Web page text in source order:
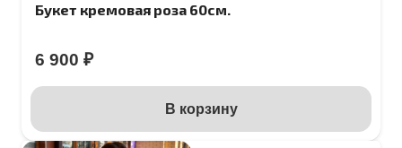
Букет кремовая роза 60см.
6 900 ₽
В корзину